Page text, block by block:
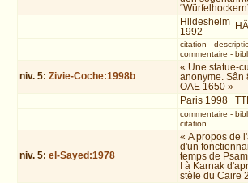
Hildesheim
1992
citation -
commentaire -
niv. 5:Zivie-Coche:1998b
« Une statue-
anonyme. Sân
OAE 1650 »
Paris 1998
commentaire -
citation
niv. 5:el-Sayed:1978
« A propos de
d'un
temps de
I à Karnak
stèle du Caire